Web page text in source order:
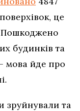
це
Пошкоджено
будинків та
мова йде про
зруйнували та